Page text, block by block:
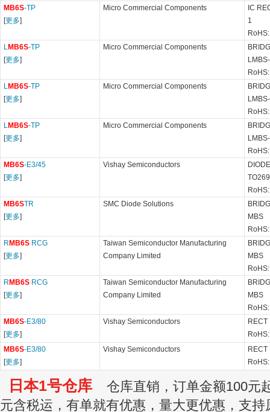
MB6S-TP
[更多]
Micro Commercial Components
IC
1
LMB6S-TP
[更多]
Micro Commercial Components
LMB6S-TP
[更多]
Micro Commercial Components
LMB6S-TP
[更多]
Micro Commercial Components
MB6S-E3/45
[更多]
Vishay Semiconductors
MB6STR
[更多]
SMC Diode Solutions
MBS
R MB6S RCG
[更多]
Taiwan Semiconductor Manufacturing
Company Limited
MBS
R MB6S RCG
[更多]
Taiwan Semiconductor Manufacturing
Company Limited
MBS
MB6S-E3/80
[更多]
Vishay Semiconductors
RECT
MB6S-E3/80
[更多]
Vishay Semiconductors
RECT
日本1号仓库 仓库直销，订单金额100元
元含税运，有单就有优惠，量大更优惠，支持